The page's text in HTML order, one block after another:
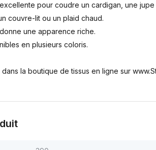
pour coudre un cardigan, une
couvre-lit ou un plaid chaud.
une apparence riche.
en plusieurs coloris.
la boutique de tissus en ligne sur